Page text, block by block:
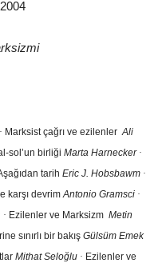
· Marksist çağrı ve ezilenlerAli
sol’un birliği Marta Harnecker ·
tarih Eric J. Hobsbawm ·
karşı devrimAntonio Gramsci ·
· Ezilenler ve Marksizm Metin
sınırlı bir bakış Gülsüm Emek
Mithat Seloğlu · Ezilenler ve